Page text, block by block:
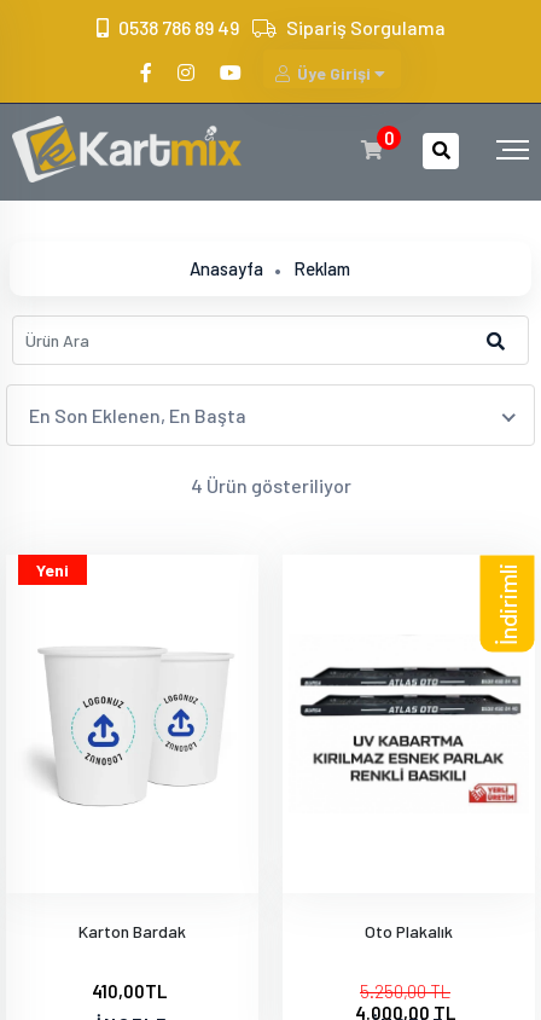
0538 786 89 49 Sipariş Sorgulama
Üye Girişi
0
Anasayfa Reklam
En Son Eklenen, En Başta
4 Ürün gösteriliyor
Yeni
Karton Bardak
410,00TL
İndirimli
Oto Plakalık
5.250,00 TL
4.000,00 TL